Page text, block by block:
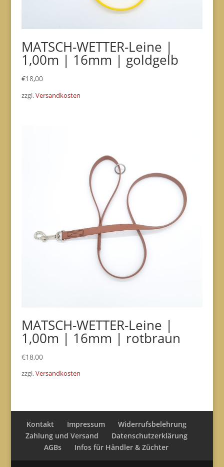
MATSCH-WETTER-Leine |
1,00m | 16mm | goldgelb
€18,00
zzgl.Versandkosten
MATSCH-WETTER-Leine |
1,00m | 16mm | rotbraun
€18,00
zzgl.Versandkosten
Kontakt Impressum
Widerrufsbelehrung
Zahlung und Versand
Datenschutzerklärung
AGBs
Infos für Händler & Züchter